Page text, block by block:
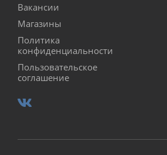
Вакансии
Магазины
Политика
конфиденциальности
Пользовательское
соглашение